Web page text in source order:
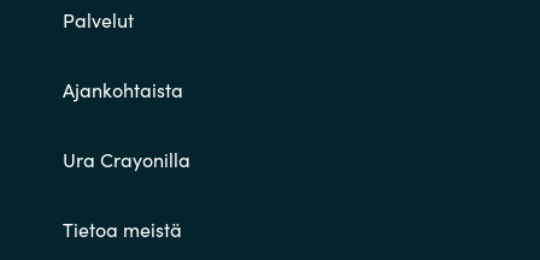
Palvelut
Ajankohtaista
Ura Crayonilla
Tietoa meistä